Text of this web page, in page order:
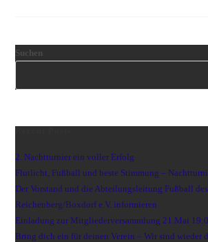
Suchen
2. Nachtturnier ein voller Erfolg
Flutlicht, Fußball und beste Stimmung –
Der Vorstand und die Abteilungsleitung Fußball
Reichenberg/Boxdorf e.V. informieren
Einladung zur Mitgliederversammlung 21.Mai
Bring dich ein für deinen Verein – Wir sind wieder